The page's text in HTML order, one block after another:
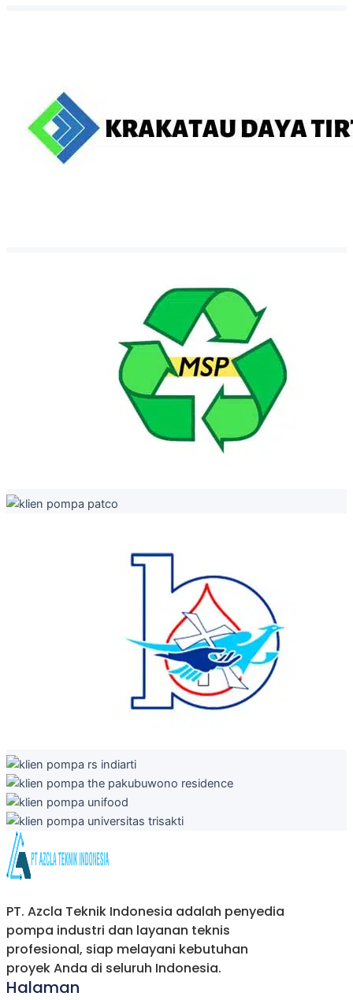
PT. Azcla Teknik Indonesia adalah penyedia
pompa industri dan layanan teknis
profesional, siap melayani kebutuhan
proyek Anda di seluruh Indonesia.
Halaman